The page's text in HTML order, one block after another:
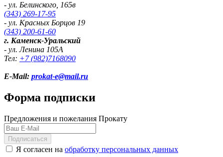
- ул. Белинского, 165в
(343) 269-17-95
- ул. Красных Борцов 19
(343) 200-61-60
г. Каменск-Уральский
- ул. Ленина 105А
Тел: +7 (982)7168090
E-Mail: prokat-e@mail.ru
Форма подписки
Предложения и пожелания Прокату
Подписаться
Я согласен на обработку персональных данных